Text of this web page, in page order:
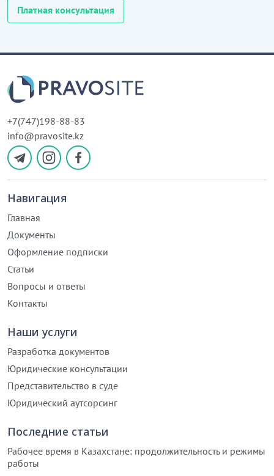
Платная консультация
+7(747)198-88-83
info@pravosite.kz
Навигация
Главная
Документы
Оформление подписки
Статьи
Вопросы и ответы
Контакты
Наши услуги
Разработка документов
Юридические консультации
Представительство в суде
Юридический аутсорсинг
Последние статьи
Рабочее время в Казахстане: продолжительность и режимы
работы